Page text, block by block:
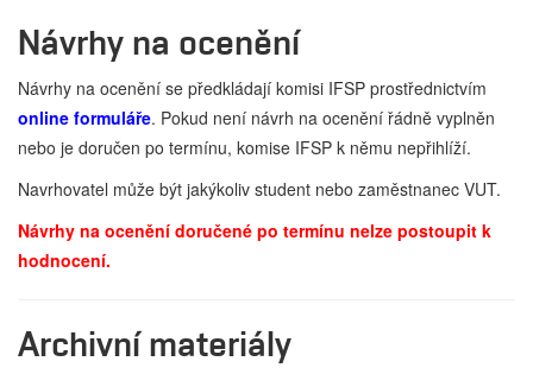
Návrhy na ocenění
Návrhy na ocenění se předkládají komisi IFSP prostřednictvím
online formuláře. Pokud není návrh na ocenění řádně vyplněn
nebo je doručen po termínu, komise IFSP k němu nepřihlíží.
Navrhovatel může být jakýkoliv student nebo zaměstnanec VUT.
Návrhy na ocenění doručené po termínu nelze postoupit k
hodnocení.
Archivní materiály